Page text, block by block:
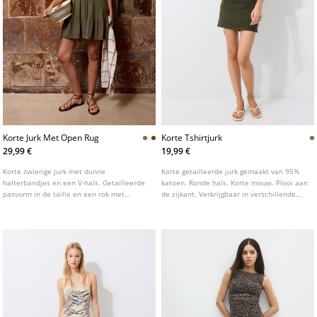
Korte Jurk Met Open Rug
29,99 €
Korte zwierige jurk met dunne
halterbandjes en een V-hals. Getailleerde
pasvorm in de taille en een rok met
Korte Tshirtjurk
19,99 €
Korte getailleerde jurk gemaakt van 95%
katoen. Ronde hals. Korte mouw. Plooi aan
de zijkant. Verkrijgbaar in verschillende